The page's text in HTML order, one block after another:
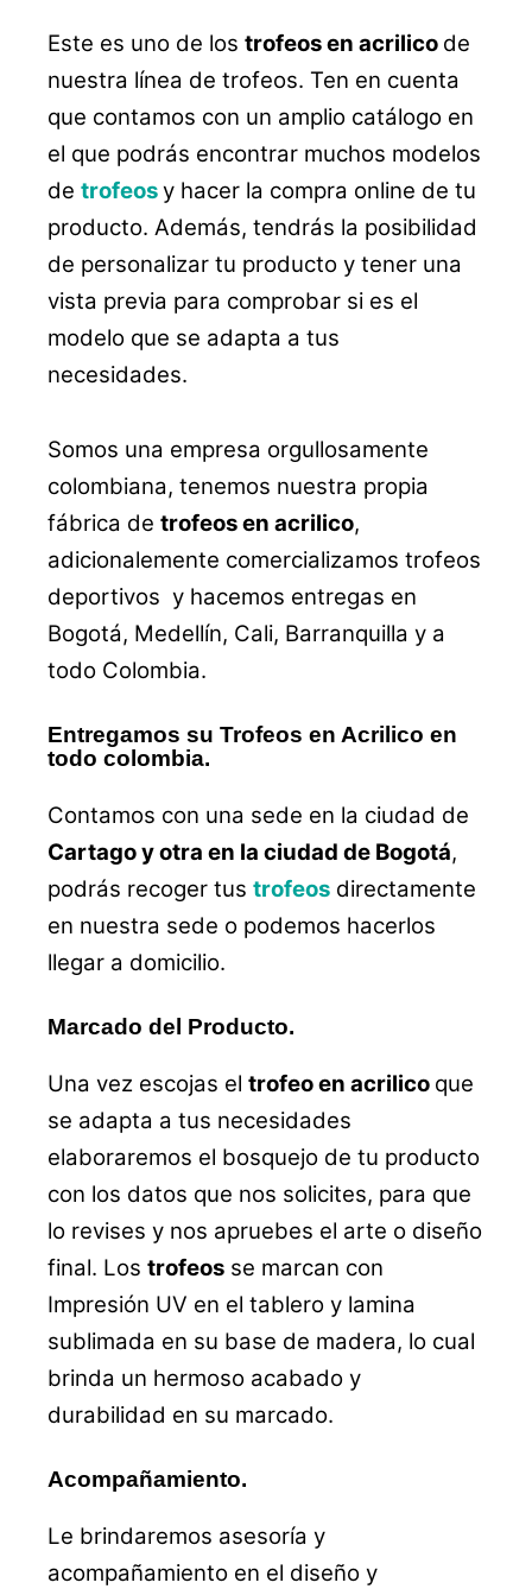
Este es uno de los trofeos en acrilico de
nuestra línea de trofeos. Ten en cuenta
que contamos con un amplio catálogo en
el que podrás encontrar muchos modelos
de trofeosy hacer la compra online de tu
producto. Además, tendrás la posibilidad
de personalizar tu producto y tener una
vista previa para comprobar si es el
modelo que se adapta a tus
necesidades.
Somos una empresa orgullosamente
colombiana, tenemos nuestra propia
fábrica de trofeos en acrilico,
adicionalemente comercializamos trofeos
deportivos y hacemos entregas en
Bogotá, Medellín, Cali, Barranquilla y a
todo Colombia.
Entregamos su Trofeos en Acrilico en
todo colombia.
Contamos con una sede en la ciudad de
Cartago y otra en la ciudad de Bogotá,
podrás recoger tus trofeos directamente
en nuestra sede o podemos hacerlos
llegar a domicilio.
Marcado del Producto.
Una vez escojas el trofeo en acrilico que
se adapta a tus necesidades
elaboraremos el bosquejo de tu producto
con los datos que nos solicites, para que
lo revises y nos apruebes el arte o diseño
final. Los trofeos se marcan con
Impresión UV en el tablero y lamina
sublimada en su base de madera, lo cual
brinda un hermoso acabado y
durabilidad en su marcado.
Acompañamiento.
Le brindaremos asesoría y
acompañamiento en el diseño y